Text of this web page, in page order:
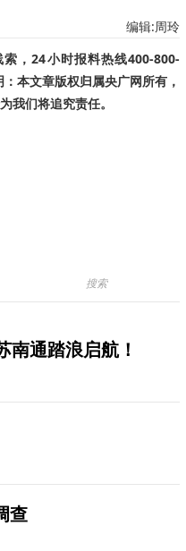
编辑:周玲
，24小时报料热线400-800-
本文章版权归属央广网所有，
们将追究责任。
通踏浪启航！
查